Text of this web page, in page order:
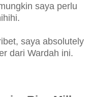
saya perlu
saya absolutely
dari Wardah ini.